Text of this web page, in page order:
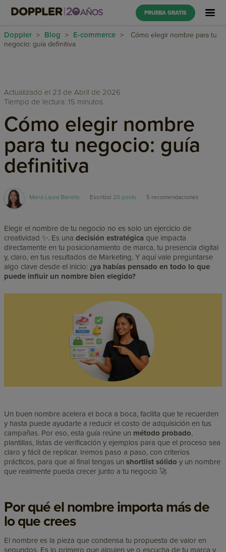
PRUEBA GRATIS
Doppler > Blog > E-commerce >
Cómo elegir nombre para tu
negocio: guía definitiva
Actualizado el 23 de Abril de 2026
Tiempo de lectura: 15 minutos.
Cómo elegir nombre
para tu negocio: guía
definitiva
Maria Laura Barreto Escribió20 posts 5 recomendaciones
Elegir el nombre de tu negocio no es solo un ejercicio de
creatividad ✨. Es unadecisión estratégica que impacta
directamente en tu posicionamiento de marca, tu presencia digital
y, claro, en tus resultados de Marketing. Y aquí vale preguntarse
algo clave desde el inicio:¿ya habías pensado en todo lo que
puede influir un nombre bien elegido?
Un buen nombre acelera el boca a boca, facilita que te recuerden
y hasta puede ayudarte a reducir el costo de adquisición en tus
campañas. Por eso, esta guía reúne un método probado,
plantillas, listas de verificación y ejemplos para que el proceso sea
claro y fácil de replicar. Iremos paso a paso, con criterios
prácticos, para que al final tengas unshortlist sólido y un nombre
que realmente pueda crecer junto a tu negocio 🚀
Por qué el nombre importa más de
lo que crees
El nombre es la pieza que condensa tu propuesta de valor en
segundos. Es lo primero que alguien ve o escucha de tu marca y